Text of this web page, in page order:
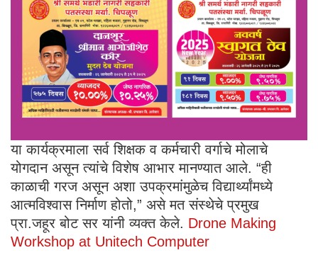
या कार्यक्रमाला सर्व शिक्षक व कर्मचारी वर्गाचे मोलाचे
योगदान असून त्यांचे विशेष आभार मानण्यात आले. “ही
काळाची गरज असून अशा उपक्रमांमुळेच विद्यार्थ्यांमध्ये
आत्मविश्वास निर्माण होतो,” असे मत संस्थेचे प्रमुख
प्रा.जहूर बोट सर यांनी व्यक्त केले. Drone Making
Workshop at Unitech Computer